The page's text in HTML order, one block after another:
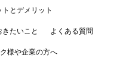
とデメリット
たいこと よくある質問
様や企業の方へ